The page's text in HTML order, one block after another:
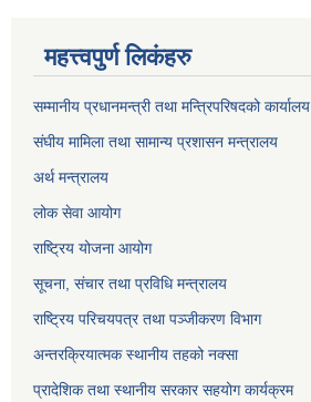
महत्त्वपुर्ण लिकंहरु
सम्मानीय प्रधानमन्त्री तथा मन्त्रिपरिषदको कार्यालय
संघीय मामिला तथा सामान्य प्रशासन मन्त्रालय
अर्थ मन्त्रालय
लोक सेवा आयोग
राष्ट्रिय योजना आयोग
सूचना, संचार तथा प्रविधि मन्त्रालय
राष्ट्रिय परिचयपत्र तथा पञ्जीकरण विभाग
अन्तरक्रियात्मक स्थानीय तहको नक्सा
प्रादेशिक तथा स्थानीय सरकार सहयोग कार्यक्रम